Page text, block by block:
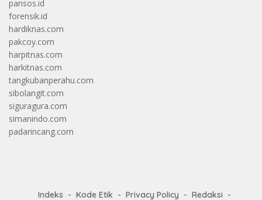
pansos.id
forensik.id
hardiknas.com
pakcoy.com
harpitnas.com
harkitnas.com
tangkubanperahu.com
sibolangit.com
siguragura.com
simanindo.com
padarincang.com
Indeks Kode Etik Privacy Policy Redaksi